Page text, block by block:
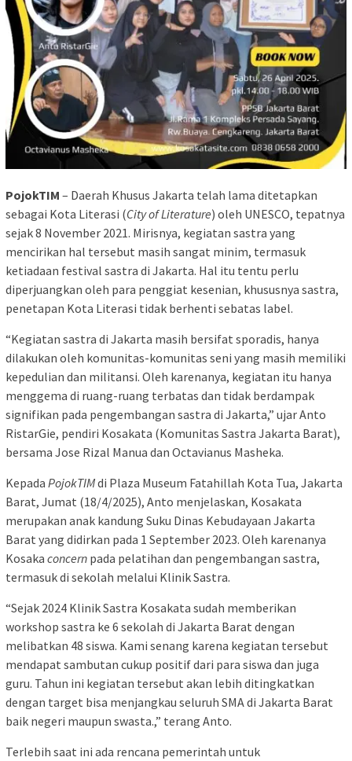
PojokTIM – Daerah Khusus Jakarta telah lama ditetapkan
sebagai Kota Literasi (City of Literature) oleh UNESCO, tepatnya
sejak 8 November 2021. Mirisnya, kegiatan sastra yang
mencirikan hal tersebut masih sangat minim, termasuk
ketiadaan festival sastra di Jakarta. Hal itu tentu perlu
diperjuangkan oleh para penggiat kesenian, khususnya sastra,
penetapan Kota Literasi tidak berhenti sebatas label.
“Kegiatan sastra di Jakarta masih bersifat sporadis, hanya
dilakukan oleh komunitas-komunitas seni yang masih memiliki
kepedulian dan militansi. Oleh karenanya, kegiatan itu hanya
menggema di ruang-ruang terbatas dan tidak berdampak
signifikan pada pengembangan sastra di Jakarta,” ujar Anto
RistarGie, pendiri Kosakata (Komunitas Sastra Jakarta Barat),
bersama Jose Rizal Manua dan Octavianus Masheka.
Kepada PojokTIMdi Plaza Museum Fatahillah Kota Tua, Jakarta
Barat, Jumat (18/4/2025), Anto menjelaskan, Kosakata
merupakan anak kandung Suku Dinas Kebudayaan Jakarta
Barat yang didirkan pada 1 September 2023. Oleh karenanya
Kosaka concern pada pelatihan dan pengembangan sastra,
termasuk di sekolah melalui Klinik Sastra.
“Sejak 2024 Klinik Sastra Kosakata sudah memberikan
workshop sastra ke 6 sekolah di Jakarta Barat dengan
melibatkan 48 siswa. Kami senang karena kegiatan tersebut
mendapat sambutan cukup positif dari para siswa dan juga
guru. Tahun ini kegiatan tersebut akan lebih ditingkatkan
dengan target bisa menjangkau seluruh SMA di Jakarta Barat
baik negeri maupun swasta.,” terang Anto.
Terlebih saat ini ada rencana pemerintah untuk